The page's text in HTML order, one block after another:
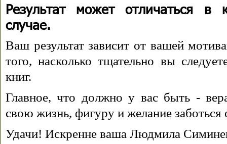
Результат может отличаться в
случае.
Ваш результат зависит от вашей
того, насколько тщательно вы
книг.
Главное, что должно у вас быть -
свою жизнь, фигуру и желание заботься
Удачи! Искренне ваша Людмила